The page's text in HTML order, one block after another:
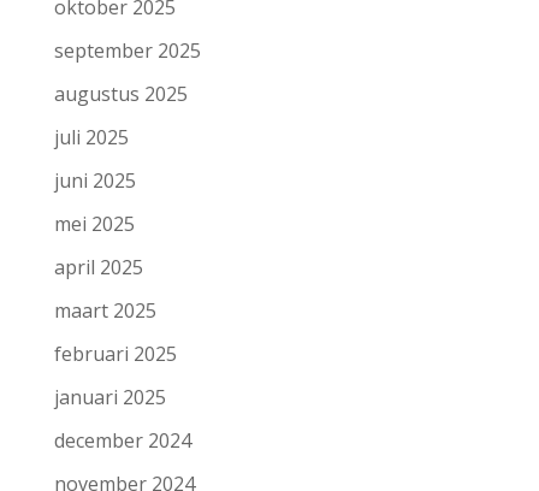
oktober 2025
september 2025
augustus 2025
juli 2025
juni 2025
mei 2025
april 2025
maart 2025
februari 2025
januari 2025
december 2024
november 2024